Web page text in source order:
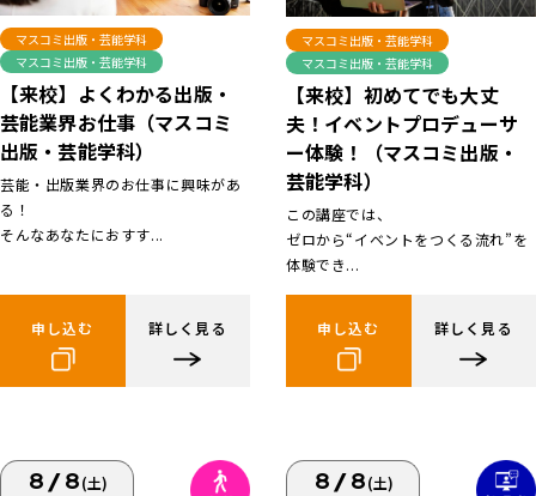
マスコミ出版・芸能学科
マスコミ出版・芸能学科
【来校】よくわかる出版・
芸能業界お仕事（マスコミ
出版・芸能学科）
芸能・出版業界のお仕事に興味があ
る！
そんなあなたにおすす...
申し込む 詳しく見る
マスコミ出版・芸能学科
マスコミ出版・芸能学科
【来校】初めてでも大丈
夫！イベントプロデューサ
ー体験！（マスコミ出版・
芸能学科）
この講座では、
ゼロから“イベントをつくる流れ”を
体験でき...
申し込む 詳しく見る
8/8(土) 8/8(土)